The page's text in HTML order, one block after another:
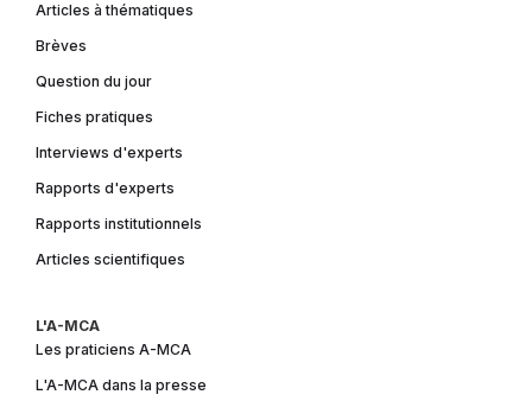
Articles à thématiques
Brèves
Question du jour
Fiches pratiques
Interviews d'experts
Rapports d'experts
Rapports institutionnels
Articles scientifiques
L'A-MCA
Les praticiens A-MCA
L'A-MCA dans la presse